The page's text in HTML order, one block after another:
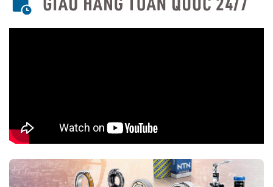
chọn mua đúng vòng bi NTN chính hãng Bạn nên lựa chọnĐại lý uỷ
quyền NTN
(vongbiNTN.com) làĐại lý uỷ quyền vòng bi NTN chính hãng